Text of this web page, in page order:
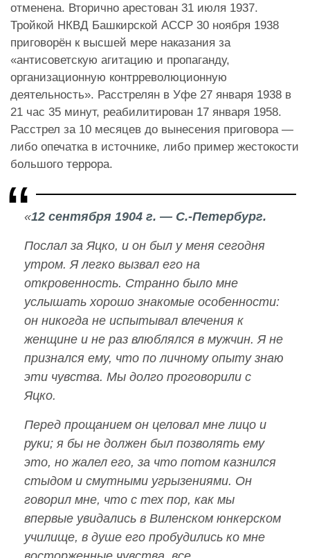
отменена. Вторично арестован 31 июля 1937.
Тройкой НКВД Башкирской АССР 30 ноября 1938
приговорён к высшей мере наказания за
«антисоветскую агитацию и пропаганду,
организационную контрреволюционную
деятельность». Расстрелян в Уфе 27 января 1938 в
21 час 35 минут, реабилитирован 17 января 1958.
Расстрел за 10 месяцев до вынесения приговора —
либо опечатка в источнике, либо пример жестокости
большого террора.
«12 сентября 1904 г. — С.-Петербург.
Послал за Яцко, и он был у меня сегодня
утром. Я легко вызвал его на
откровенность. Странно было мне
услышать хорошо знакомые особенности:
он никогда не испытывал влечения к
женщине и не раз влюблялся в мужчин. Я не
признался ему, что по личному опыту знаю
эти чувства. Мы долго проговорили с
Яцко.
Перед прощанием он целовал мне лицо и
руки; я бы не должен был позволять ему
это, но жалел его, за что потом казнился
стыдом и смутными угрызениями. Он
говорил мне, что с тех пор, как мы
впервые увидались в Виленском юнкерском
училище, в душе его пробудились ко мне